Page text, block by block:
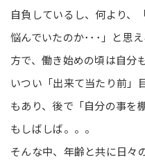
自負しているし、何より、
悩んでいたのか･･･」と思
方で、働き始めの頃は自分
いつい「出来て当たり前」
もあり、後で「自分の事を
もしばしば。。。
そんな中、年齢と共に日々